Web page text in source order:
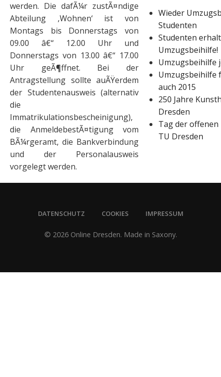
werden. Die dafÃ¼r zustÃ¤ndige
Abteilung ‚Wohnen‘ ist von
Montags bis Donnerstags von
09.00 â€“ 12.00 Uhr und
Donnerstags von 13.00 â€“ 17.00
Uhr geÃ¶ffnet. Bei der
Antragstellung sollte auÃŸerdem
der Studentenausweis (alternativ
die
Immatrikulationsbescheinigung),
die AnmeldebestÃ¤tigung vom
BÃ¼rgeramt, die Bankverbindung
und der Personalausweis
vorgelegt werden.
Wieder
Studenten
Studenten
Umzugsbeihilfe!
Umzugsbeihilfe
Umzugsbeihilfe
auch 2015
250 Jahre
Dresden
Tag der
TU Dresden
DATENSCHUTZ COOKIES IMPRESSUM
© 2026 Online Dresden. Made in Saxony.